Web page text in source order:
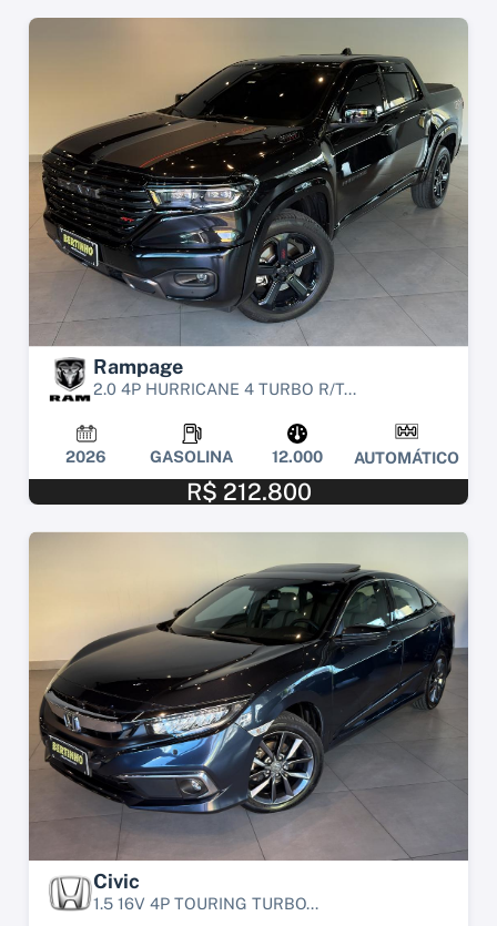
Rampage
2.0 4P HURRICANE 4 TURBO R/T...
2026 GASOLINA 12.000 AUTOMÁTICO
R$ 212.800
Civic
1.5 16V 4P TOURING TURBO...